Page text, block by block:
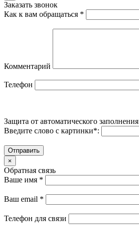
Заказать звонок
Как к вам обращаться *
Комментарий
Телефон
Защита от автоматического заполнения
Введите слово с картинки*:
Отправить
×
Обратная связь
Ваше имя *
Ваш email *
Телефон для связи